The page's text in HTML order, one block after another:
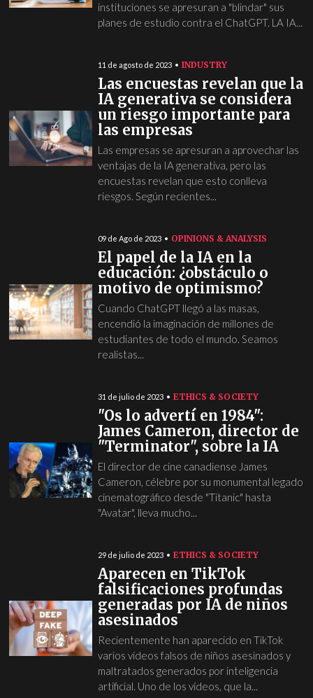
instituciones se apresuran a "blindar" sus
planes de estudio contra el ChatGPT. LA IA...
11 de agosto de 2023 INDUSTRY
Las encuestas revelan que la
IA generativa se considera
un riesgo importante para
las empresas
Las empresas se apresuran a aprovechar las
ventajas de la IA generativa, pero las
encuestas revelan que esto conlleva
riesgos. Según recientes...
09 de Ago de 2023 OPINIONS & ANALYSIS
El papel de la IA en la
educación: ¿obstáculo o
motivo de optimismo?
Cuando ChatGPT llegó a las masas,
encendió la imaginación de millones de
estudiantes de todo el mundo. Seamos
realistas...
31 de julio de 2023 ETHICS & SOCIETY
"Os lo advertí en 1984":
James Cameron, director de
"Terminator", sobre la IA
El director de cine canadiense James
Cameron, célebre por su monumental legado
cinematográfico desde "Titanic" hasta
"Avatar", lleva mucho...
29 de julio de 2023 ETHICS & SOCIETY
Aparecen en TikTok
falsificaciones profundas
generadas por IA de niños
asesinados
Recientemente han aparecido en TikTok
varios vídeos falsos de niños asesinados y
maltratados generados por inteligencia
artificial. Uno de los vídeos, que la...